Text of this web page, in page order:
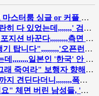
싱글 or 커플 구합니다. ($330)
, 2011년 축구협회 성접대에 "증거 불충분' 무혐의 처분
,,,,,,,,,측면 아닌 '최전방 투톱' 시험대
오픈런에 품절대란' 제주여행 필수템
일본인 '한국' 안 오는 뜻밖의 이유
행자 향해 그대로 차량 돌진한 운전자
다더니,,,,,,,,폭염에 '쩍', 왜????
면 버린 남성들, '양산' 쓴다